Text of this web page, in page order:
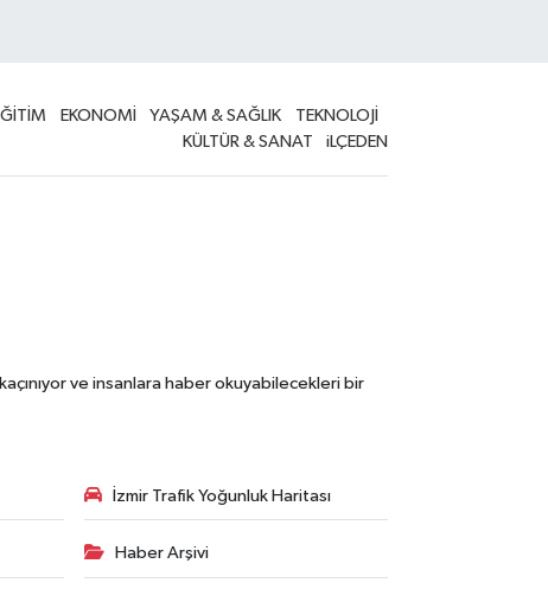
EKONOMİ YAŞAM & SAĞLIK
TEKNOLOJİ
KÜLTÜR & SANAT
iLÇEDEN
ve insanlara haber okuyabilecekleri bir
İzmir Trafik Yoğunluk Haritası
Haber Arşivi